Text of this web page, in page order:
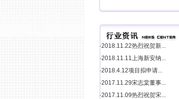
·2018.11.22热烈祝贺新...
·2018.11.11上海新安纳...
·2018.4.12项目拟申请...
·2017.11.29宋志棠董事...
·2017.11.09热烈祝贺宋...